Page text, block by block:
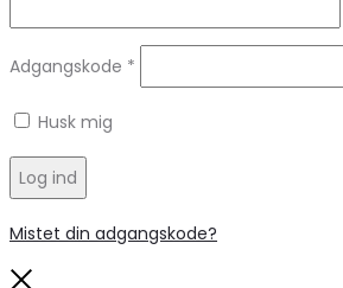
Adgangskode *
Husk mig
Log ind
Mistet din adgangskode?